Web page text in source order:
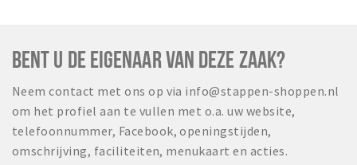
BENT U DE EIGENAAR VAN DEZE ZAAK?
Neem contact met ons op via info@stappen-shoppen.nl
om het profiel aan te vullen met o.a. uw website,
telefoonnummer, Facebook, openingstijden,
omschrijving, faciliteiten, menukaart en acties.